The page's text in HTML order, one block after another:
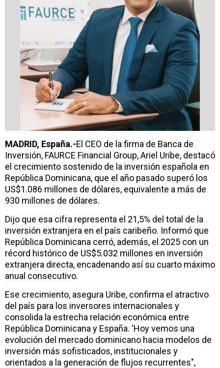
MADRID, España.-El CEO de la firma de Banca de
Inversión, FAURCE Financial Group, Ariel Uribe, destacó
el crecimiento sostenido de la inversión española en
República Dominicana, que el año pasado superó los
US$1.086 millones de dólares, equivalente a más de
930 millones de dólares.
Dijo que esa cifra representa el 21,5% del total de la
inversión extranjera en el país caribeño. Informó que
República Dominicana cerró, además, el 2025 con un
récord histórico de US$5.032 millones en inversión
extranjera directa, encadenando así su cuarto máximo
anual consecutivo.
Ese crecimiento, asegura Uribe, confirma el atractivo
del país para los inversores internacionales y
consolida la estrecha relación económica entre
República Dominicana y España. ‘Hoy vemos una
evolución del mercado dominicano hacia modelos de
inversión más sofisticados, institucionales y
orientados a la generación de flujos recurrentes",